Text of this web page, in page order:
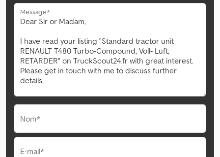
Message*
Nom*
E-mail*